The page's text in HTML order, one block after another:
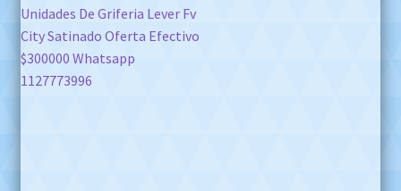
de
entradas
Unidades De Griferia Lever Fv
City Satinado Oferta Efectivo
$300000 Whatsapp
1127773996